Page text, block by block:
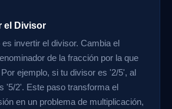
el Divisor
invertir el divisor. Cambia el
de la fracción por la que
ejemplo, si tu divisor es '2/5', al
'5/2'. Este paso transforma el
en un problema de multiplicación,